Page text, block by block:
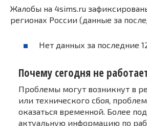
Жалобы на 4sims.ru
регионах России (данные за
Нет данных за последние
Почему сегодня не
Проблемы могут возникнут в
или технического сбоя,
оказаться временной. Более
актуальную информацию по